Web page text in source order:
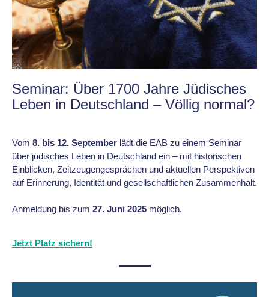
Seminar: Über 1700 Jahre Jüdisches
Leben in Deutschland – Völlig normal?
Vom 8. bis 12. September lädt die EAB zu einem Seminar
über jüdisches Leben in Deutschland ein – mit historischen
Einblicken, Zeitzeugengesprächen und aktuellen Perspektiven
auf Erinnerung, Identität und gesellschaftlichen Zusammenhalt.
Anmeldung bis zum 27. Juni 2025 möglich.
Jetzt Platz sichern!